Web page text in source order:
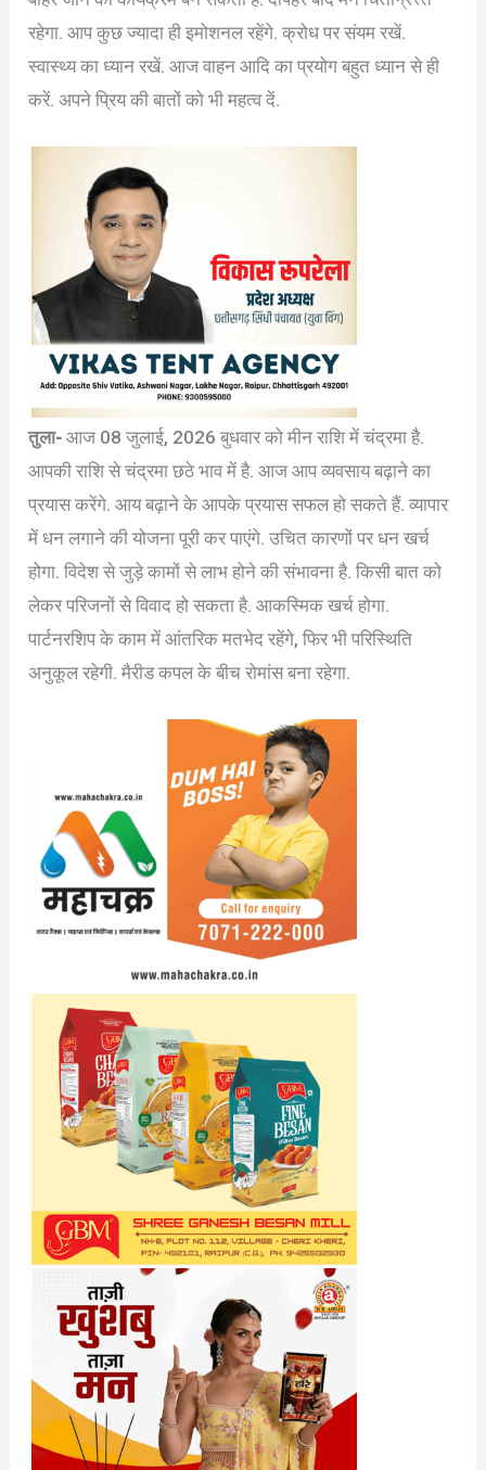
रहेगा. आप कुछ ज्यादा ही इमोशनल रहेंगे. क्रोध पर संयम रखें.
स्वास्थ्य का ध्यान रखें. आज वाहन आदि का प्रयोग बहुत ध्यान से ही
करें. अपने प्रिय की बातों को भी महत्व दें.
तुला- आज 08 जुलाई, 2026 बुधवार को मीन राशि में चंद्रमा है.
आपकी राशि से चंद्रमा छठे भाव में है. आज आप व्यवसाय बढ़ाने का
प्रयास करेंगे. आय बढ़ाने के आपके प्रयास सफल हो सकते हैं. व्यापार
में धन लगाने की योजना पूरी कर पाएंगे. उचित कारणों पर धन खर्च
होगा. विदेश से जुड़े कामों से लाभ होने की संभावना है. किसी बात को
लेकर परिजनों से विवाद हो सकता है. आकस्मिक खर्च होगा.
पार्टनरशिप के काम में आंतरिक मतभेद रहेंगे, फिर भी परिस्थिति
अनुकूल रहेगी. मैरीड कपल के बीच रोमांस बना रहेगा.